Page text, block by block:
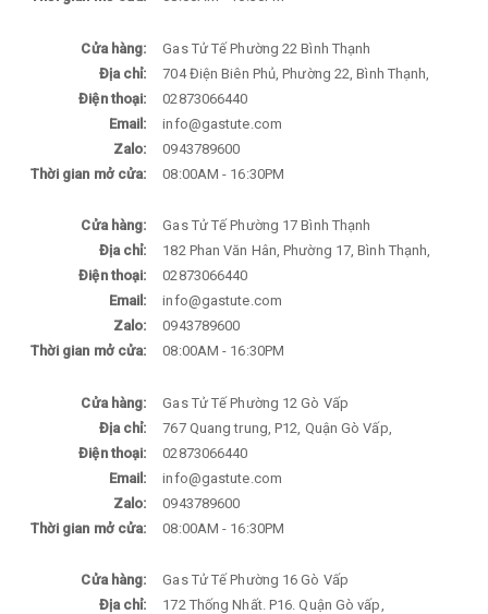
Cửa hàng:
Gas Tử Tế Phường 22 Bình Thạnh
Địa chỉ:
704 Điện Biên Phủ, Phường 22, Bình Thạnh,
Điện thoại:
02873066440
Email:
info@gastute.com
Zalo:
0943789600
Thời gian mở cửa:
08:00AM - 16:30PM
Cửa hàng:
Gas Tử Tế Phường 17 Bình Thạnh
Địa chỉ:
182 Phan Văn Hân, Phường 17, Bình Thạnh,
Điện thoại:
02873066440
Email:
info@gastute.com
Zalo:
0943789600
Thời gian mở cửa:
08:00AM - 16:30PM
Cửa hàng:
Gas Tử Tế Phường 12 Gò Vấp
Địa chỉ:
767 Quang trung, P12, Quận Gò Vấp,
Điện thoại:
02873066440
Email:
info@gastute.com
Zalo:
0943789600
Thời gian mở cửa:
08:00AM - 16:30PM
Cửa hàng:
Gas Tử Tế Phường 16 Gò Vấp
Địa chỉ:
172 Thống Nhất. P16. Quận Gò vấp,